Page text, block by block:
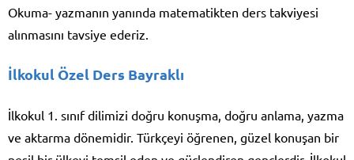
Okuma- yazmanın yanında matematikten ders takviyesi
alınmasını tavsiye ederiz.
İlkokul Özel Ders Bayraklı
İlkokul 1. sınıf dilimizi doğru konuşma, doğru anlama, yazma
ve aktarma dönemidir. Türkçeyi öğrenen, güzel konuşan bir